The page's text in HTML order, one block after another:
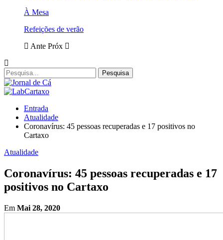
À Mesa
Refeições de verão
Ante Próx
Entrada
Atualidade
Coronavírus: 45 pessoas recuperadas e 17 positivos no
Cartaxo
Atualidade
Coronavírus: 45 pessoas recuperadas e 17
positivos no Cartaxo
Em Mai 28, 2020